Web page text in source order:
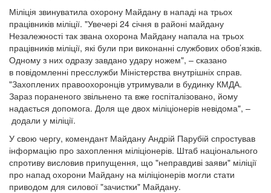
Міліція звинуватила охорону Майдану в нападі на трьох
працівників міліції. "Увечері 24 січня в районі майдану
Незалежності так звана охорона Майдану напала на трьох
працівників міліції, які були при виконанні службових обов’язків.
Одному з них одразу завдано удару ножем", – сказано
в повідомленні пресслужби Міністерства внутрішніх справ.
"Захоплених правоохоронців утримували в будинку КМДА.
Зараз пораненого звільнено та вже госпіталізовано, йому
надається допомога. Доля ще двох міліціонерів невідома", –
додали у міліції.
У свою чергу, комендант Майдану Андрій Парубій спростував
інформацію про захоплення міліціонерів. Штаб національного
спротиву висловив припущення, що "неправдиві заяви" міліції
про напад охорони Майдану на міліціонерів могли стати
приводом для силової "зачистки" Майдану.